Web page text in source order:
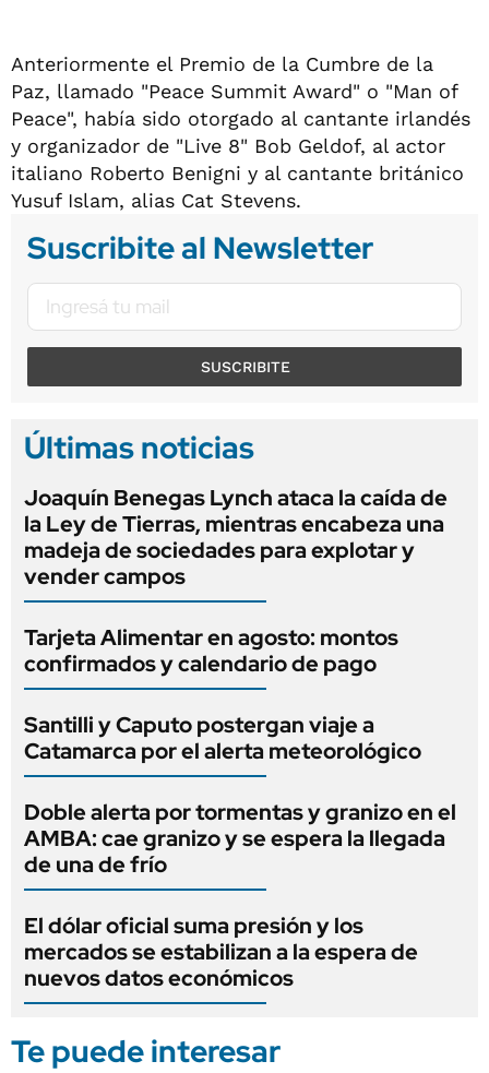
Anteriormente el Premio de la Cumbre de la
Paz, llamado "Peace Summit Award" o "Man of
Peace", había sido otorgado al cantante irlandés
y organizador de "Live 8" Bob Geldof, al actor
italiano Roberto Benigni y al cantante británico
Yusuf Islam, alias Cat Stevens.
Suscribite al Newsletter
SUSCRIBITE
Últimas noticias
Joaquín Benegas Lynch ataca la caída de
la Ley de Tierras, mientras encabeza una
madeja de sociedades para explotar y
vender campos
Tarjeta Alimentar en agosto: montos
confirmados y calendario de pago
Santilli y Caputo postergan viaje a
Catamarca por el alerta meteorológico
Doble alerta por tormentas y granizo en el
AMBA: cae granizo y se espera la llegada
de una de frío
El dólar oficial suma presión y los
mercados se estabilizan a la espera de
nuevos datos económicos
Te puede interesar